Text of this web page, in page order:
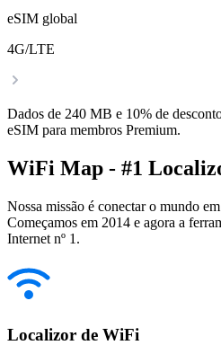
eSIM global
4G/LTE
Dados de 240 MB e 10% de
eSIM para membros Premium.
WiFi Map - #1
Nossa missão é conectar o mundo
Começamos em 2014 e agora a
Internet nº 1.
Localizor de WiFi